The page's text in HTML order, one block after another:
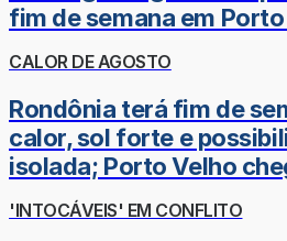
fim de semana em
CALOR DE AGOSTO
Rondônia terá fim de
calor, sol forte e
isolada; Porto Velho
'INTOCÁVEIS' EM CONFLITO